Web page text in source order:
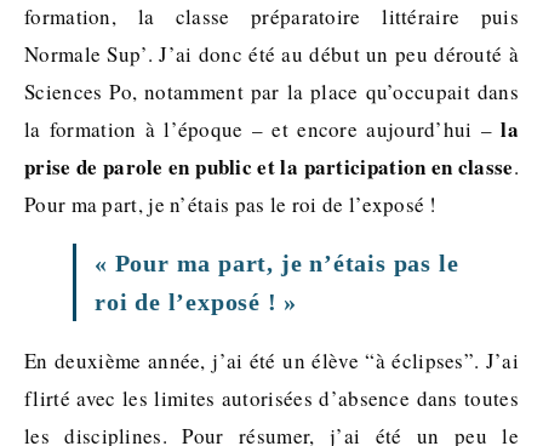
formation, la classe préparatoire littéraire puis
Normale Sup’. J’ai donc été au début un peu dérouté à
Sciences Po, notamment par la place qu’occupait dans
la formation à l’époque – et encore aujourd’hui –la
prise de parole en public et la participation en classe.
Pour ma part, je n’étais pas le roi de l’exposé !
« Pour ma part, je n’étais pas le
roi de l’exposé ! »
En deuxième année, j’ai été un élève “à éclipses”. J’ai
flirté avec les limites autorisées d’absence dans toutes
les disciplines. Pour résumer, j’ai été un peu le